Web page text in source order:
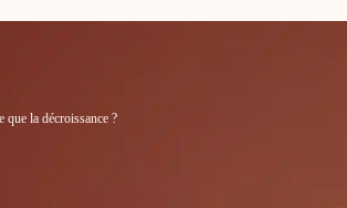
que la décroissance ?